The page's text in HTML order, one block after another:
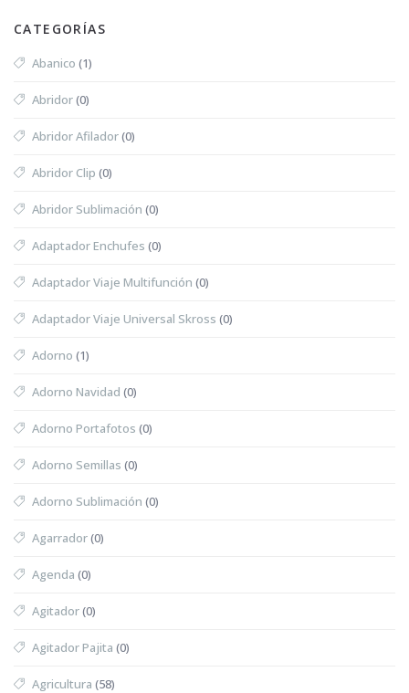
CATEGORÍAS
Abanico (1)
Abridor(0)
Abridor Afilador(0)
Abridor Clip (0)
Abridor Sublimación (0)
Adaptador Enchufes (0)
Adaptador Viaje Multifunción (0)
Adaptador Viaje Universal Skross (0)
Adorno (1)
Adorno Navidad (0)
Adorno Portafotos (0)
Adorno Semillas (0)
Adorno Sublimación (0)
Agarrador(0)
Agenda (0)
Agitador(0)
Agitador Pajita (0)
Agricultura (58)